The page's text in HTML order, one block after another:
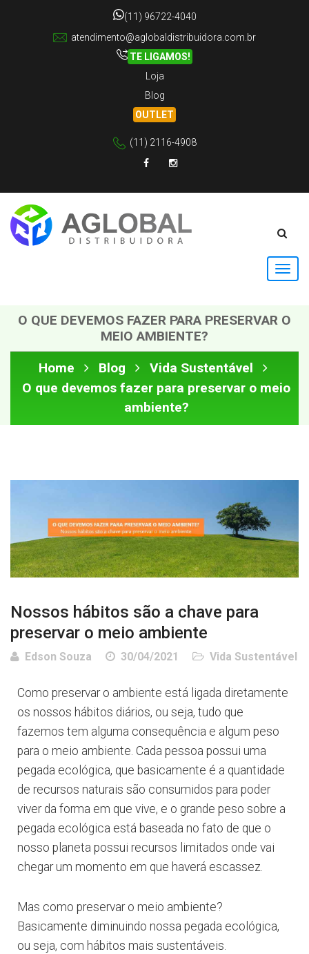
(11) 96722-4040
atendimento@aglobaldistribuidora.com.br
TE LIGAMOS!
Loja
Blog
OUTLET
(11) 2116-4908
O QUE DEVEMOS FAZER PARA PRESERVAR O
MEIO AMBIENTE?
Home
Blog
Vida Sustentável
O que devemos fazer para preservar o meio
ambiente?
Nossos hábitos são a chave para
preservar o meio ambiente
Edson Souza 30/04/2021 Vida Sustentável
Como preservar o ambiente está ligada diretamente
os nossos hábitos diários, ou seja, tudo que
fazemos tem alguma consequência e algum peso
para o meio ambiente. Cada pessoa possui uma
pegada ecológica, que basicamente é a quantidade
de recursos naturais são consumidos para poder
viver da forma em que vive, e o grande peso sobre a
pegada ecológica está baseada no fato de que o
nosso planeta possui recursos limitados onde vai
chegar um momento em que haverá escassez.
Mas como preservar o meio ambiente?
Basicamente diminuindo nossa pegada ecológica,
ou seja, com hábitos mais sustentáveis.